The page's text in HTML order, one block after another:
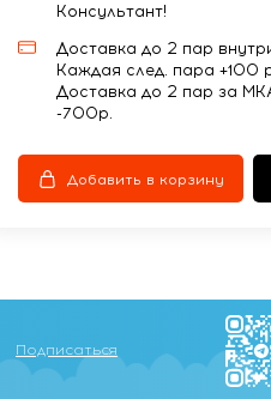
Консультант!
Доставка до 2 пар
Каждая след. пара +100
Доставка до 2 пар за
-700р.
Добавить в корзину
Подписаться